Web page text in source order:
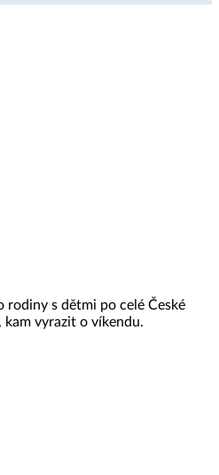
rodiny s dětmi po celé České
vyrazit o víkendu.